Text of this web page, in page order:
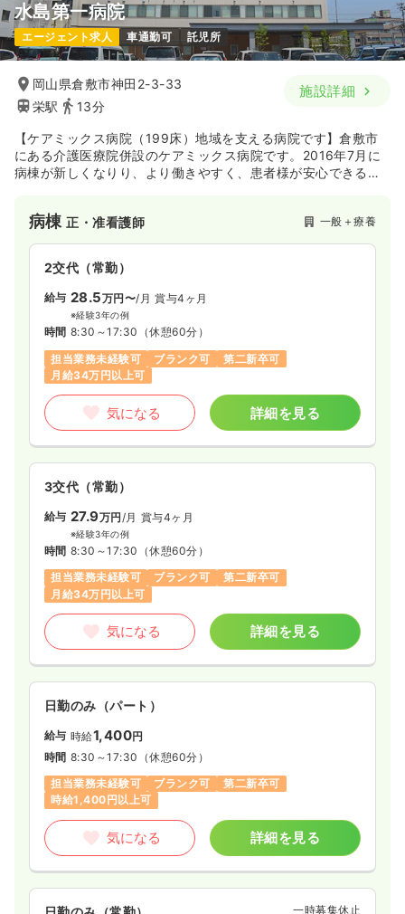
気になる 詳細を見る
外来助産師 一般病院
日勤のみ（常勤） 一時募集休止
給与 22.8万円〜/月 賞与2回
※一例
日祝休み
4週8休以上
ブランク可
気になる
日勤のみ（パート）
時給 1,450〜1,600
時間 8:30～12:30
日祝休み
時給1,600円以上可
気になる 詳細を見る
訪問看護正看護師 一般病院
日勤のみ（常勤）
お問い合わせください
時間 8:30～17:00
4週8休以上
気になる 詳細を見る
※経験10年の例
8:30～17:00
気になる
介護・福祉系正・准看護師 一般病院
日勤のみ（常勤）
給与 お問い合わせください
時間 8:30～17:00
4週8休以上
ブランク可 第二新卒可
気になる 詳細を見る
オペ室(手術室)正・准看護師
水島第一病院
エージェント求人 車通勤可 託児所
岡山県倉敷市神田2-3-33
栄駅
13分
施設詳細
【ケアミックス病院（199床）地域を支える病院です】倉敷市
にある介護医療院併設のケアミックス病院です。2016年7月に
病棟が新しくなりり、より働きやすく、患者様が安心できる環
り組みを活発に行なっております。患者様との中長期的な関わ
りを目指したい方や、ワークライフバランスを大切にしたい方
にも人気な病院です。公共交通機関での通勤も可能です。
病棟正・准看護師 一般＋療養
2交代（常勤）
給与 28.5万円〜/月 賞与4ヶ月
※経験3年の例
時間 8:30～17:30 （休憩60分）
担当業務未経験可
ブランク可
第二新卒可
月給34万円以上可
気になる 詳細を見る
3交代（常勤）
給与 27.9万円/月 賞与4ヶ月
※経験3年の例
時間 8:30～17:30 （休憩60分）
担当業務未経験可
ブランク可
第二新卒可
月給34万円以上可
気になる 詳細を見る
日勤のみ（パート）
給与 時給1,400円
時間 8:30～17:30 （休憩60分）
担当業務未経験可
ブランク可
第二新卒可
時給1,400円以上可
気になる 詳細を見る
一時募集休止